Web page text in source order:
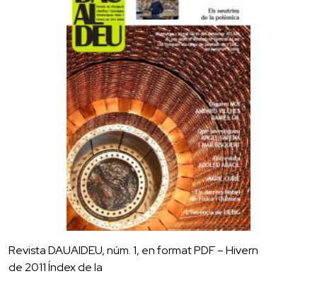
Revista DAUAlDEU, núm. 1, en format PDF – Hivern
de 2011 Índex de la